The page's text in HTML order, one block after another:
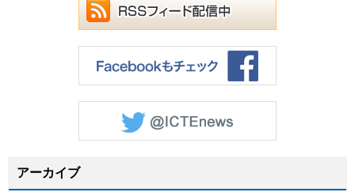
アーカイブ